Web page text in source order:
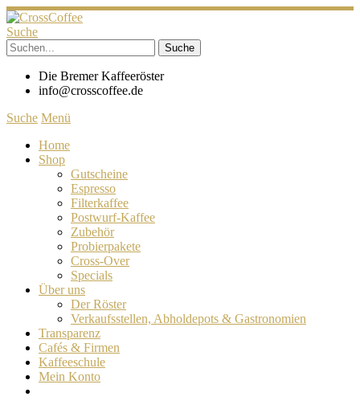
Suche
Die Bremer Kaffeeröster
info@crosscoffee.de
Suche Menü
Home
Shop
Gutscheine
Espresso
Filterkaffee
Postwurf-Kaffee
Zubehör
Probierpakete
Cross-Over
Specials
Über uns
Der Röster
Verkaufsstellen, Abholdepots & Gastronomien
Transparenz
Cafés & Firmen
Kaffeeschule
Mein Konto